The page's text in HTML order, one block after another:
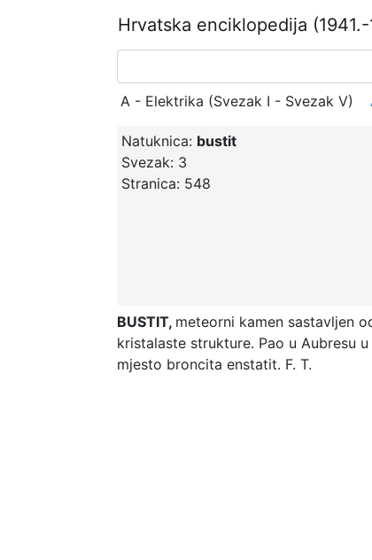
Hrvatska enciklopedija
A - Elektrika (Svezak I - Svezak V)
Natuknica: bustit
Svezak: 3
Stranica: 548
BUSTIT, meteorni kamen sastavljen
kristalaste strukture. Pao u Aubresu
mjesto broncita enstatit. F. T.